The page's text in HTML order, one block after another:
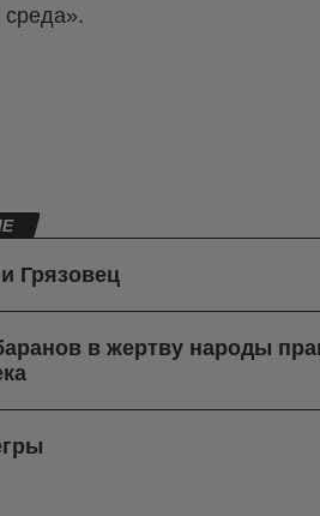
Грязовец
в жертву народы